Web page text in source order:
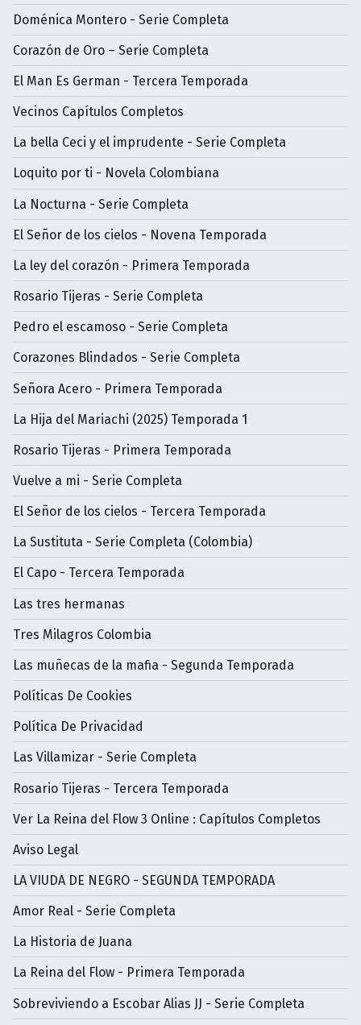
Doménica Montero - Serie Completa
Corazón de Oro – Serie Completa
El Man Es German - Tercera Temporada
Vecinos Capítulos Completos
La bella Ceci y el imprudente - Serie Completa
Loquito por ti - Novela Colombiana
La Nocturna - Serie Completa
El Señor de los cielos - Novena Temporada
La ley del corazón - Primera Temporada
Rosario Tijeras - Serie Completa
Pedro el escamoso - Serie Completa
Corazones Blindados - Serie Completa
Señora Acero - Primera Temporada
La Hija del Mariachi (2025) Temporada 1
Rosario Tijeras - Primera Temporada
Vuelve a mi - Serie Completa
El Señor de los cielos - Tercera Temporada
La Sustituta - Serie Completa (Colombia)
El Capo - Tercera Temporada
Las tres hermanas
Tres Milagros Colombia
Las muñecas de la mafia - Segunda Temporada
Políticas De Cookies
Política De Privacidad
Las Villamizar - Serie Completa
Rosario Tijeras - Tercera Temporada
Ver La Reina del Flow 3 Online : Capítulos Completos
Aviso Legal
LA VIUDA DE NEGRO - SEGUNDA TEMPORADA
Amor Real - Serie Completa
La Historia de Juana
La Reina del Flow - Primera Temporada
Sobreviviendo a Escobar Alias JJ - Serie Completa